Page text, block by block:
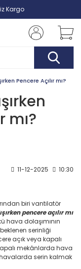
Kargo
Pencere Açılır mı?
mı?
11-12-2025 10:30
biri vantilatör
pencere açılır mı
hava dolaşımının
serinliği
açık veya kapalı
mekânlarda hava
havalarda serin kalmak